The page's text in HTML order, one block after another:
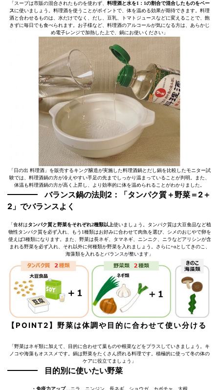
「スープは市販の混合されたものを使わず、 料理酒と水を1：1の割合で混合したものをベー
スに使いましょう。料理酒を使うことがポイントで、体を温める効果が期待できます。料理
酒と合わせるものは、水だけでなく、だし、豆乳、トマトジュースなどに変えることで、飽
きずに毎日でも食べられます。お子様など、料理酒のアルコールが気になる方は、あらかじ
め電子レンジで加熱した上で、鍋にお使いください」
「日の出 料理酒」を販売するキング醸造が実施した料理酒鍋とだし鍋を比較したモニター試
験では、料理酒鍋の方が冷えやすい手足の先までしっかり温まっていることが判明。また、
体温も料理酒鍋の方が高く上昇し、より効率的に体を温められることがわかりました。
バランス鍋の法則2：「タンパク質＋野菜＝2＋
2」でバランスよく
「食材はタンパク質と野菜をそれぞれ2種類以上使いましょう。タンパク質は大豆食品など植
物性タンパク質を必ず入れ、もう1種類はお好みに合わせて肉魚を選び、シメのおじやで卵を
使えば3種類になります。また、野菜は長ネギ、タマネギ、ニンニク、ニラなどアリシンが含
まれる野菜を必ず入れ、それ以外に何種類か野菜を入れましょう。さらに+αとしてきのこ、
海藻類を入れるとバランスが整います」
【POINT2】野菜は体調や目的に合わせて使い分ける
「野菜はネギ類に加えて、目的に合わせて葉ものや根菜などをプラスしていきましょう。キ
ノコや海藻もオススメです。鍋は野菜をたくさん摂れる料理です。積極的に使って冬の体の
ケアに役立てましょう」
目的別に使いたい野菜
・免疫力アップ…ニラ、ニンジン、長ネギ、ショウガ、カボチャ、大根